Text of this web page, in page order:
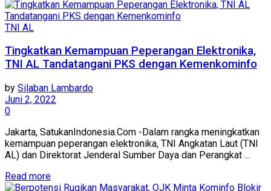
TNI AL
Tingkatkan Kemampuan Peperangan Elektronika,
TNI AL Tandatangani PKS dengan Kemenkominfo
by Silaban Lambardo
Juni 2, 2022
0
Jakarta, SatukanIndonesia.Com -Dalam rangka meningkatkan
kemampuan peperangan elektronika, TNI Angkatan Laut (TNI
AL) dan Direktorat Jenderal Sumber Daya dan Perangkat ...
Read more